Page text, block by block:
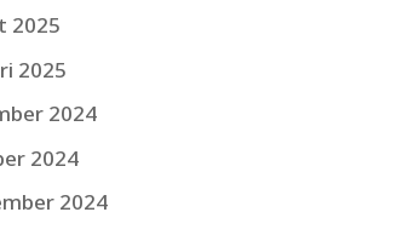
2025
2025
2024
2024
2024